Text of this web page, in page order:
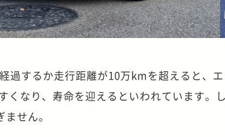
過するか走行距離が10万kmを超えると、
なり、寿命を迎えるといわれています。し
せん。